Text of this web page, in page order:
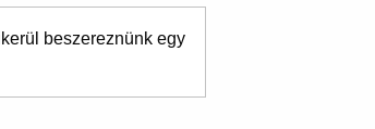
beszereznünk egy